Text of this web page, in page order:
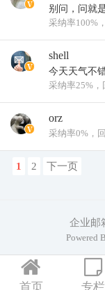
别问，问就
采纳率100%
shell
今天天气不
采纳率25%
orz
采纳率0%，
1 2 下一页
企业邮
Powered
首页 专栏